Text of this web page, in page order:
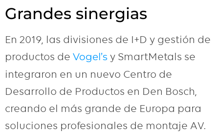
Grandes sinergias
En 2019, las divisiones de I+D y gestión de
productos de Vogel’s y SmartMetals se
integraron en un nuevo Centro de
Desarrollo de Productos en Den Bosch,
creando el más grande de Europa para
soluciones profesionales de montaje AV.